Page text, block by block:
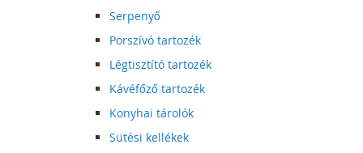
Serpenyő
Porszívó tartozék
Légtisztító tartozék
Kávéfőző tartozék
Konyhai tárolók
Sütési kellékek